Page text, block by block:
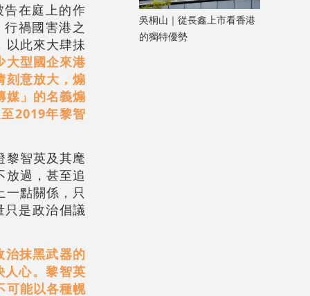
在庭上的作
禍國害港之
以此來大肆抺
大型國企來港
刻意放大，煽
媒」的名義煽
2019年黎智
黎智英及其麾
放過，甚至追
點關係，只
是政治倡議
治抹黑武器的
心。黎智英
可能以各種幌
吳桐山｜從長鑫上市看香港
的獨特優勢